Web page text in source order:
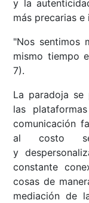
y la
más precarias e
"Nos sentimos
mismo tiempo
7).
La paradoja se
las
comunicación
al costo se
y
constante
cosas de
mediación de